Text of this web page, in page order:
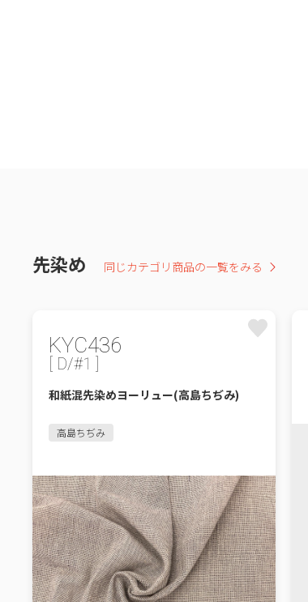
先染め 同じカテゴリ商品の一覧をみる
KYC436
[ D/#1 ]
和紙混先染めヨーリュー(高島ちぢみ)
高島ちぢみ